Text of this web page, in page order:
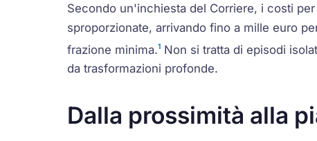
Secondo un'inchiesta del Corriere, i costi
sproporzionate, arrivando fino a mille euro
frazione minima.1 Non si tratta di episodi
da trasformazioni profonde.
Dalla prossimità alla